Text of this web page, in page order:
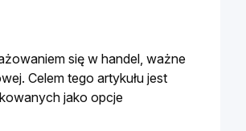
się w handel, ważne
Celem tego artykułu jest
jako opcje